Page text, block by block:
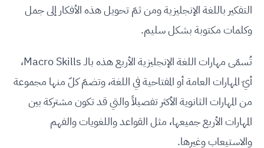
التفكير باللغة الإنجليزية ومن ثمّ تحويل هذه الأفكار إلى جمل
وكلمات مكتوبة بشكل سليم.
تُسمّى مهارات اللغة الإنجليزية الأربع هذه بالـ Macro Skills،
أيّ المهارات العامة أو المفتاحية في اللغة، وتضمّ كلّ منها مجموعة
من المهارات الثانوية الأكثر تفصيلاً والتي قد تكون مشتركة بين
المهارات الأربع جميعها، مثل القواعد واللغويات والفهم
والاستيعاب وغيرها.